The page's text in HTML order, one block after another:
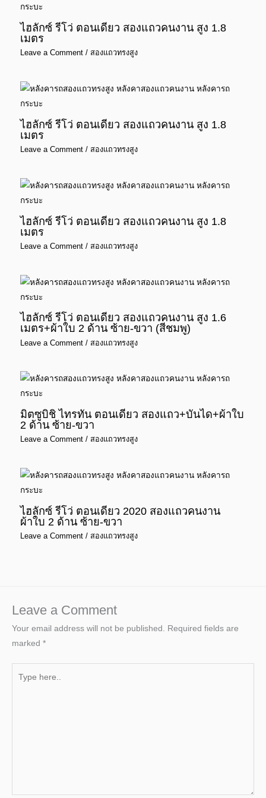
ไฮลักซ์ รีโว่ ตอนเดียว สองแถวคนงาน สูง 1.8
เมตร
Leave a Comment /สองแถวทรงสูง
ไฮลักซ์ รีโว่ ตอนเดียว สองแถวคนงาน สูง 1.8
เมตร
Leave a Comment /สองแถวทรงสูง
ไฮลักซ์ รีโว่ ตอนเดียว สองแถวคนงาน สูง 1.8
เมตร
Leave a Comment /สองแถวทรงสูง
ไฮลักซ์ รีโว่ ตอนเดียว สองแถวคนงาน สูง 1.6
เมตร+ผ้าใบ 2 ด้าน ซ้าย-ขวา (สีชมพู)
Leave a Comment /สองแถวทรงสูง
มิตซูบิชิ ไทรทัน ตอนเดียว สองแถว+บันได+ผ้าใบ
2 ด้าน ซ้าย-ขวา
Leave a Comment /สองแถวทรงสูง
ไฮลักซ์ รีโว่ ตอนเดียว 2020 สองแถวคนงาน
ผ้าใบ 2 ด้าน ซ้าย-ขวา
Leave a Comment /สองแถวทรงสูง
Leave a Comment
Your email address will not be published. Required fields are
marked *
here..